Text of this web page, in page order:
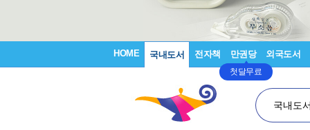
HOME 국내도서 전자책 만권당
첫달무료
외국도서
국내도